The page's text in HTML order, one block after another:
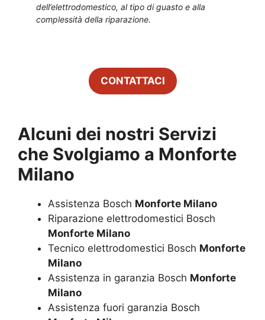
dell’elettrodomestico, al tipo di guasto e alla
complessità della riparazione.
CONTATTACI
Alcuni dei nostri Servizi
che Svolgiamo a Monforte
Milano
Assistenza Bosch Monforte Milano
Riparazione elettrodomestici Bosch
Monforte Milano
Tecnico elettrodomestici Bosch Monforte
Milano
Assistenza in garanzia Bosch Monforte
Milano
Assistenza fuori garanzia Bosch